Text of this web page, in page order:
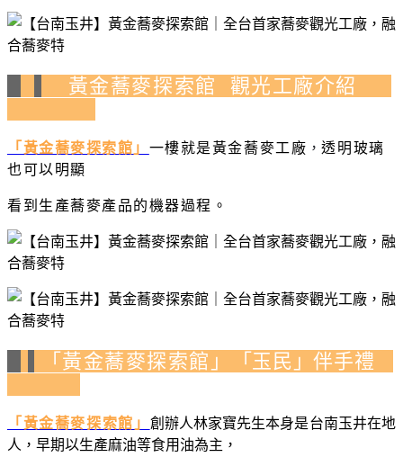
黃金蕎麥探索館 觀光工廠介紹
「黃金蕎麥探索館」 一樓就是黃金蕎麥工廠 ，透明玻璃
也可以明顯
看到生產蕎麥產品的機器過程。
「黃金蕎麥探索館」 「玉民」伴手禮
「黃金蕎麥探索館」 創辦人林家寶先生本身是台南玉井在地
人，早期以生產麻油等食用油為主，